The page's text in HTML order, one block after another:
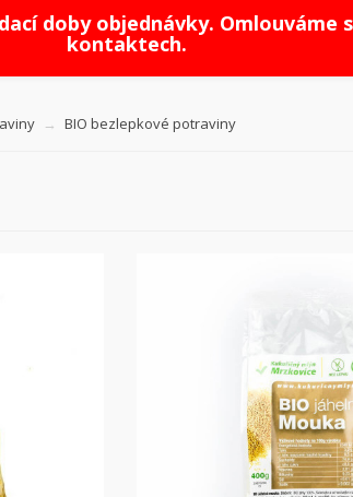
doby objednávky.
kontaktech.
BIO bezlepkové potraviny